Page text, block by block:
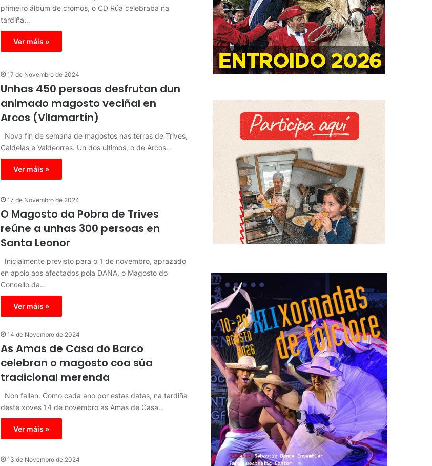
primeiro álbum de cromos, o CD Rúa celebraba na
tardiña…
Ver máis »
17 de Novembro de 2024
Unhas 450 persoas desfrutan dun
animado magosto veciñal en
Arcos (Vilamartín)
Nova fin de semana de magostos nas terras de Trives,
Caldelas e Valdeorras. Un dos últimos, o de Arcos…
Ver máis »
17 de Novembro de 2024
O Magosto da Pobra de Trives
reúne a unhas 300 persoas en
Santa Leonor
Inicialmente previsto para o 1 de novembro, aprazado
en apoio aos afectados pola DANA, o Magosto do
Concello da…
Ver máis »
14 de Novembro de 2024
As Amas de Casa do Barco
celebran o magosto coa súa
tradicional merenda
Non fallan. Como cada ano por estas datas, na tardiña
deste xoves 14 de novembro as Amas de Casa…
Ver máis »
13 de Novembro de 2024